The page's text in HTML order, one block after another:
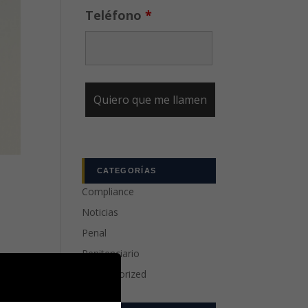
Teléfono*
CATEGORÍAS
Compliance
Noticias
Penal
Penitenciario
Uncategorized